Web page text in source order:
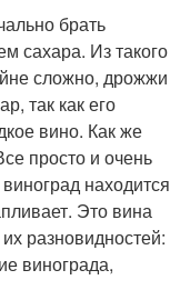
брать
сахара. Из такого
сложно, дрожжи
так как его
вино. Как же
просто и очень
находится
Это вина
разновидностей:
винограда,